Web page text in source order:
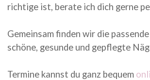
richtige ist, berate ich dich gerne
Gemeinsam finden wir die
schöne, gesunde und gepflegte
Termine kannst du ganz bequem